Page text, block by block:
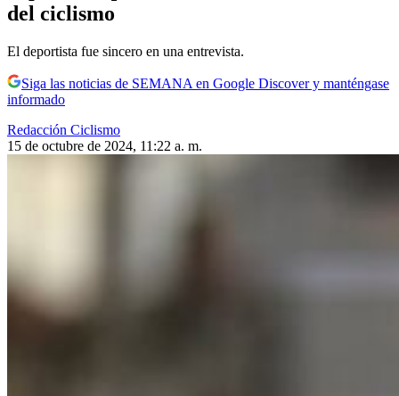
del ciclismo
El deportista fue sincero en una entrevista.
Siga las noticias de SEMANA en Google Discover y manténgase
informado
Redacción Ciclismo
15 de octubre de 2024, 11:22 a. m.